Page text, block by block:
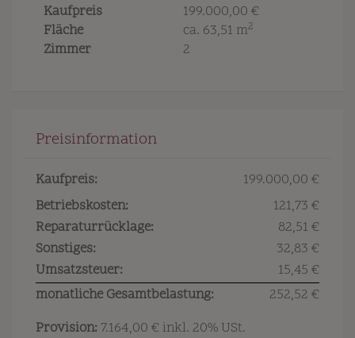
Kaufpreis
199.000,00 €
Fläche
ca. 63,51 m2
Zimmer 2
Preisinformation
Kaufpreis:
199.000,00 €
Betriebskosten:
121,73 €
Reparaturrücklage:
82,51 €
Sonstiges:
32,83 €
Umsatzsteuer:
15,45 €
monatliche Gesamtbelastung:
252,52 €
Provision: 7.164,00 € inkl. 20% USt.